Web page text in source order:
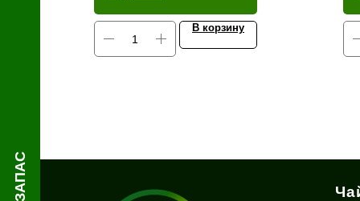
В корзину